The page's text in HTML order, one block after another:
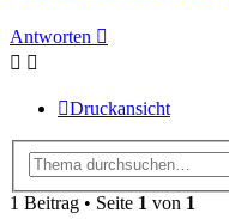
Antworten
Druckansicht
1 Beitrag • Seite 1 von 1